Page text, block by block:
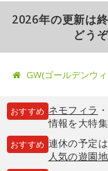
2026年の更新は
どう
GW(ゴールデンウ
おすすめ ネモフィラ ・
情報を大特集
おすすめ 連休の予定
人気の遊園地